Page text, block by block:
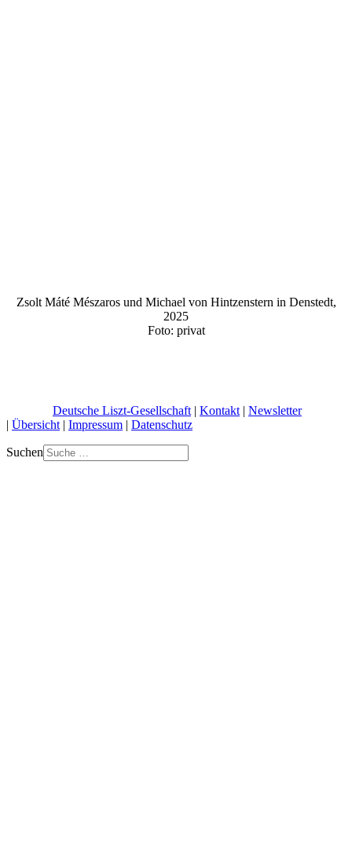
Zsolt Máté Mészaros und Michael von Hintzenstern in Denstedt,
2025
Foto: privat
Deutsche Liszt-Gesellschaft | Kontakt | Newsletter
| Übersicht | Impressum | Datenschutz
Suchen